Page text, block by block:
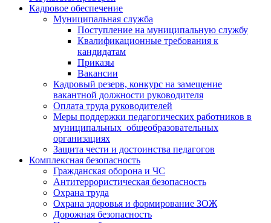
Кадровое обеспечение
Муниципальная служба
Поступление на муниципальную службу
Квалификационные требования к
кандидатам
Приказы
Вакансии
Кадровый резерв, конкурс на замещение
вакантной должности руководителя
Оплата труда руководителей
Меры поддержки педагогических работников в
муниципальных общеобразовательных
организациях
Защита чести и достоинства педагогов
Комплексная безопасность
Гражданская оборона и ЧС
Антитеррористическая безопасность
Охрана труда
Охрана здоровья и формирование ЗОЖ
Дорожная безопасность